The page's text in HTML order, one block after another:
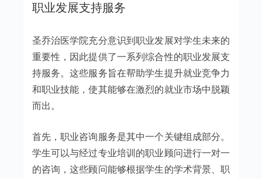
职业发展支持服务
圣乔治医学院充分意识到职业发展对学生未来的
重要性，因此提供了一系列综合性的职业发展支
持服务。这些服务旨在帮助学生提升就业竞争力
和职业技能，使其能够在激烈的就业市场中脱颖
而出。
首先，职业咨询服务是其中一个关键组成部分。
学生可以与经过专业培训的职业顾问进行一对一
的咨询，这些顾问能够根据学生的学术背景、职